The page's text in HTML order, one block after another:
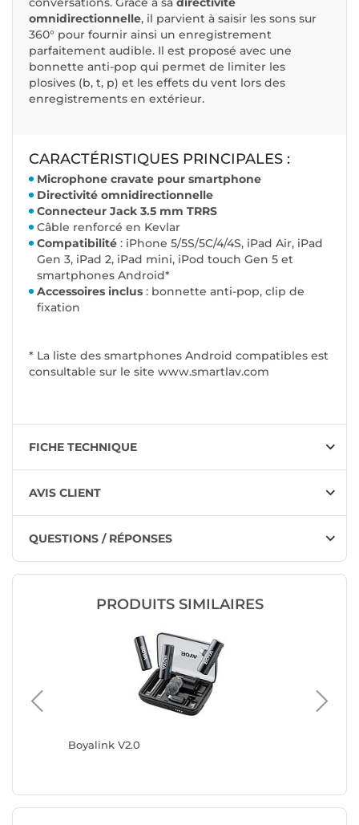
omnidirectionnelle, il parvient à saisir les sons sur
360° pour fournir ainsi un enregistrement
parfaitement audible. Il est proposé avec une
bonnette anti-pop qui permet de limiter les
plosives (b, t, p) et les effets du vent lors des
enregistrements en extérieur.
CARACTÉRISTIQUES PRINCIPALES :
Microphone cravate pour smartphone
Directivité omnidirectionnelle
Connecteur Jack 3.5 mm TRRS
Câble renforcé en Kevlar
Compatibilité : iPhone 5/5S/5C/4/4S, iPad Air, iPad
Gen 3, iPad 2, iPad mini, iPod touch Gen 5 et
smartphones Android*
Accessoires inclus : bonnette anti-pop, clip de
fixation
* La liste des smartphones Android compatibles est
consultable sur le site www.smartlav.com
FICHE TECHNIQUE
AVIS CLIENT
QUESTIONS / RÉPONSES
PRODUITS SIMILAIRES
Boyalink V2.0